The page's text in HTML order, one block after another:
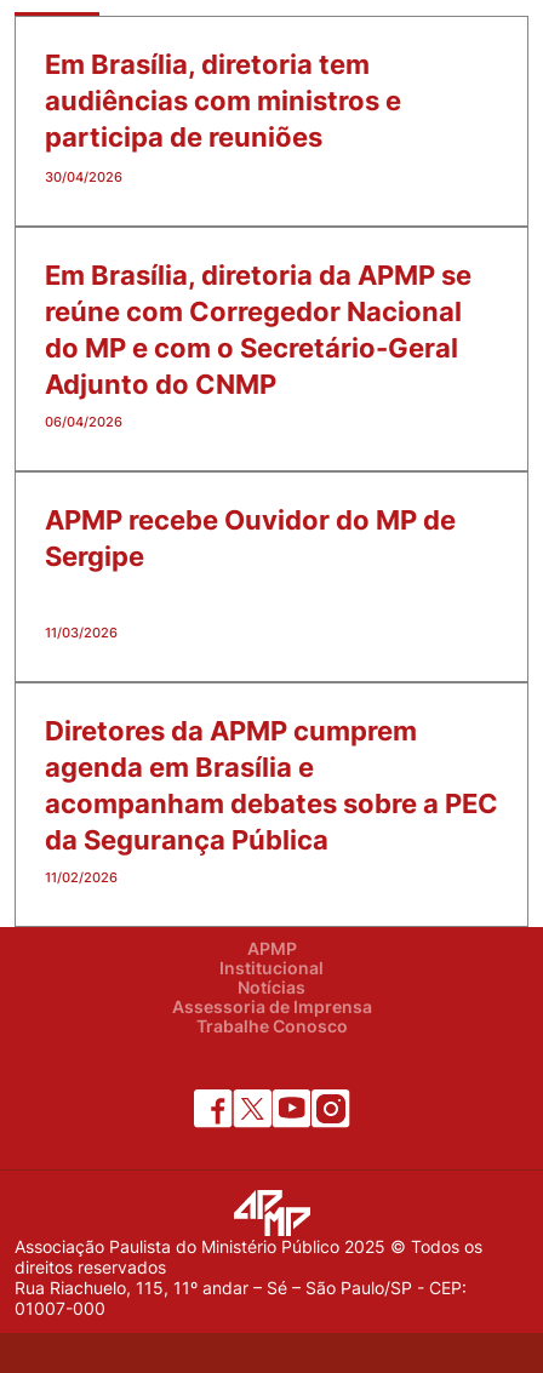
Em Brasília, diretoria tem
audiências com ministros e
participa de reuniões
30/04/2026
Em Brasília, diretoria da APMP se
reúne com Corregedor Nacional
do MP e com o Secretário-Geral
Adjunto do CNMP
06/04/2026
APMP recebe Ouvidor do MP de
Sergipe
11/03/2026
Diretores da APMP cumprem
agenda em Brasília e
acompanham debates sobre a PEC
da Segurança Pública
11/02/2026
APMP
Institucional
Notícias
Assessoria de Imprensa
Trabalhe Conosco
Associação Paulista do Ministério Público 2025 © Todos os
direitos reservados
Rua Riachuelo, 115, 11º andar – Sé – São Paulo/SP - CEP:
01007-000